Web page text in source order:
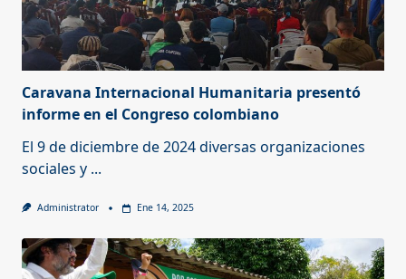
Caravana Internacional Humanitaria presentó
informe en el Congreso colombiano
El 9 de diciembre de 2024 diversas organizaciones
sociales y ...
Administrator Ene 14, 2025